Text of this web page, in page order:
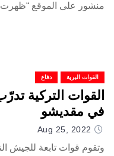
منشور على الموقع
القوات البرية دفاع
القوات التركية
في مقديشو
Aug 25, 2022
وتقوم قوات تابعة للجيش